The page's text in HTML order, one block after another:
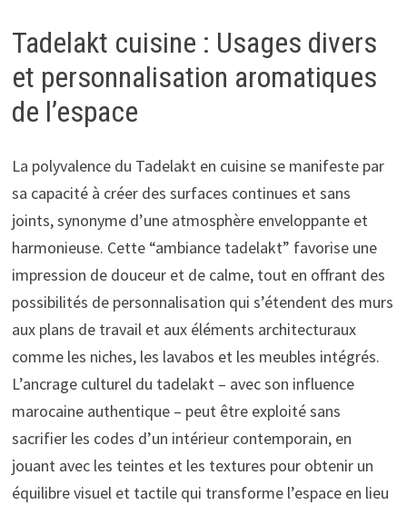
Tadelakt cuisine : Usages divers
et personnalisation aromatiques
de l’espace
La polyvalence du Tadelakt en cuisine se manifeste par
sa capacité à créer des surfaces continues et sans
joints, synonyme d’une atmosphère enveloppante et
harmonieuse. Cette “ambiance tadelakt” favorise une
impression de douceur et de calme, tout en offrant des
possibilités de personnalisation qui s’étendent des murs
aux plans de travail et aux éléments architecturaux
comme les niches, les lavabos et les meubles intégrés.
L’ancrage culturel du tadelakt – avec son influence
marocaine authentique – peut être exploité sans
sacrifier les codes d’un intérieur contemporain, en
jouant avec les teintes et les textures pour obtenir un
équilibre visuel et tactile qui transforme l’espace en lieu